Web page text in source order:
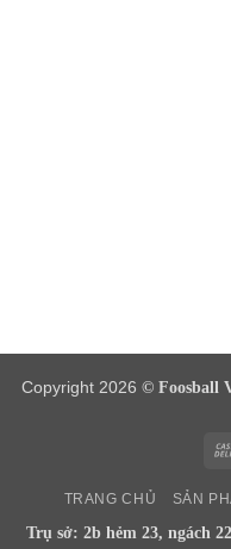
Copyright 2026 © Foosball
TRANG CHỦ SẢN
Trụ sở: 2b hẻm 23, ngách